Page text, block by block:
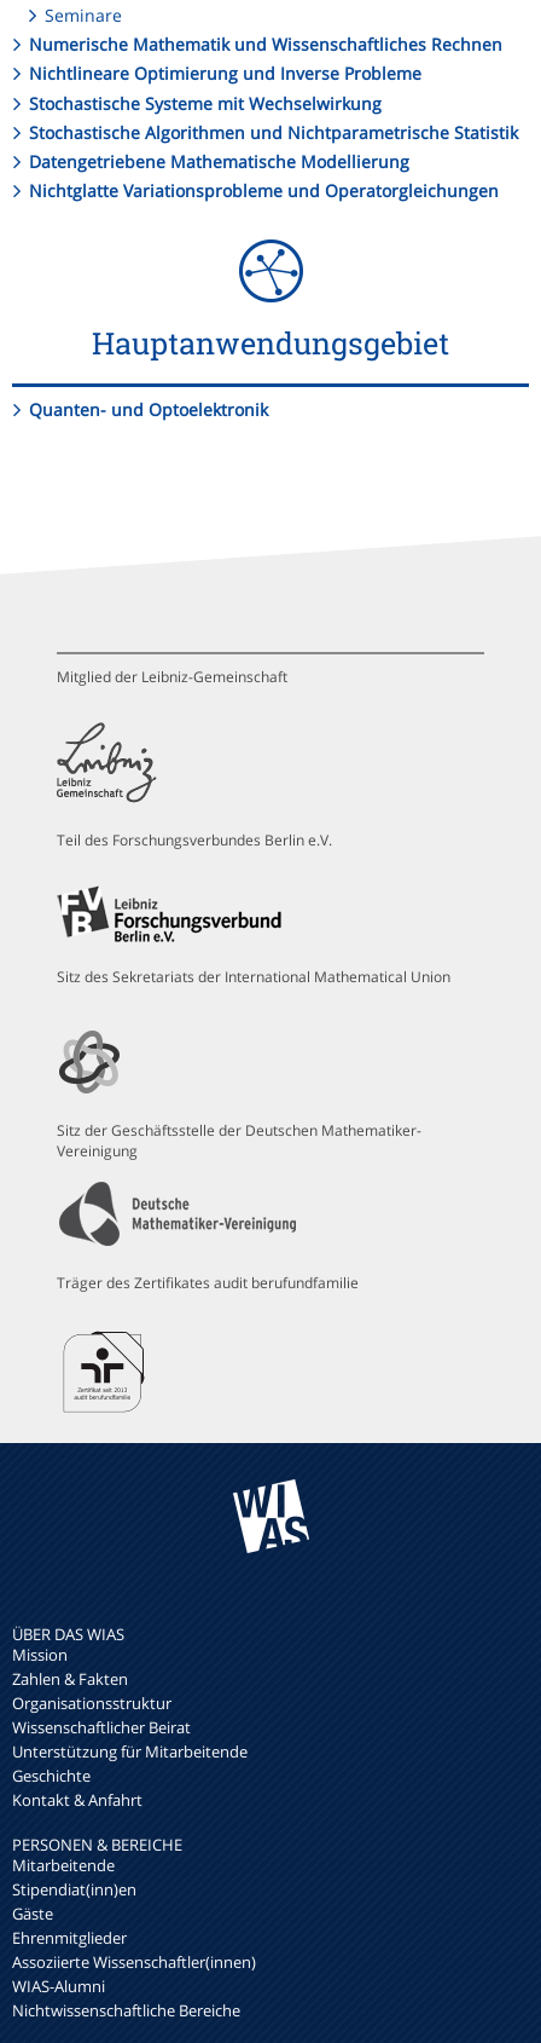
Seminare
Numerische Mathematik und Wissenschaftliches Rechnen
Nichtlineare Optimierung und Inverse Probleme
Stochastische Systeme mit Wechselwirkung
Stochastische Algorithmen und Nichtparametrische Statistik
Datengetriebene Mathematische Modellierung
Nichtglatte Variationsprobleme und Operatorgleichungen
Hauptanwendungsgebiet
Quanten- und Optoelektronik
Mitglied der Leibniz-Gemeinschaft
Teil des Forschungsverbundes Berlin e.V.
Sitz des Sekretariats der International Mathematical Union
Sitz der Geschäftsstelle der Deutschen Mathematiker-
Vereinigung
Träger des Zertifikates audit berufundfamilie
ÜBER DAS WIAS
Mission
Zahlen & Fakten
Organisationsstruktur
Wissenschaftlicher Beirat
Unterstützung für Mitarbeitende
Geschichte
Kontakt & Anfahrt
PERSONEN & BEREICHE
Mitarbeitende
Stipendiat(inn)en
Gäste
Ehrenmitglieder
Assoziierte Wissenschaftler(innen)
WIAS-Alumni
Nichtwissenschaftliche Bereiche